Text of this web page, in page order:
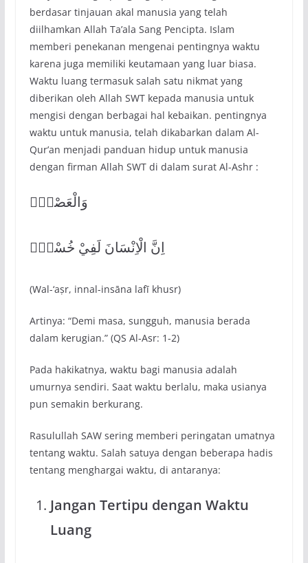
berdasar tinjauan akal manusia yang telah
diilhamkan Allah Ta’ala Sang Pencipta. Islam
memberi penekanan mengenai pentingnya waktu
karena juga memiliki keutamaan yang luar biasa.
Waktu luang termasuk salah satu nikmat yang
diberikan oleh Allah SWT kepada manusia untuk
mengisi dengan berbagai hal kebaikan. pentingnya
waktu untuk manusia, telah dikabarkan dalam Al-
Qur’an menjadi panduan hidup untuk manusia
dengan firman Allah SWT di dalam surat Al-Ashr :
وَالْعَصْرِۙ
اِنَّ الْاِنْسَانَ لَفِيْ خُسْرٍۙ
(Wal-‘aṣr, innal-insāna lafī khusr)
Artinya: “Demi masa, sungguh, manusia berada
dalam kerugian.” (QS Al-Asr: 1-2)
Pada hakikatnya, waktu bagi manusia adalah
umurnya sendiri. Saat waktu berlalu, maka usianya
pun semakin berkurang.
Rasulullah SAW sering memberi peringatan umatnya
tentang waktu. Salah satuya dengan beberapa hadis
tentang menghargai waktu, di antaranya:
Jangan Tertipu dengan Waktu
Luang